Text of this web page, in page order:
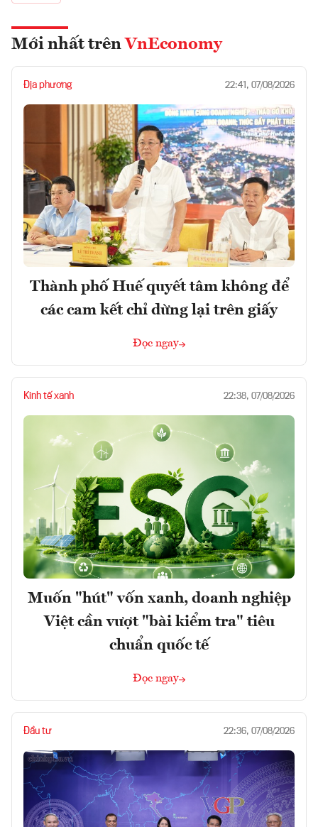
Mới nhất trên VnEconomy
Địa phương 22:41, 07/08/2026
Thành phố Huế quyết tâm không để
các cam kết chỉ dừng lại trên giấy
Đọc ngay
Kinh tế xanh 22:38, 07/08/2026
Muốn "hút" vốn xanh, doanh nghiệp
Việt cần vượt "bài kiểm tra" tiêu
chuẩn quốc tế
Đọc ngay
Đầu tư 22:36, 07/08/2026